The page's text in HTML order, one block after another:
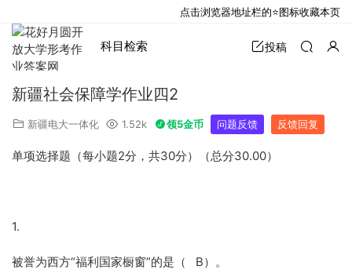
科目检索 投稿
新疆社会保障学作业四2
新疆电大一体化 1.52k 领5金币 问题反馈 反馈回复
单项选择题（每小题2分，共30分）（总分30.00）
1.
被誉为西方“福利国家橱窗”的是（ B）。
点击浏览器地址栏的⭐图标收藏本页